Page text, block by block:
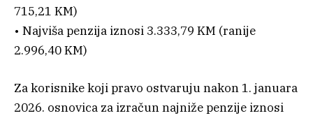
715,21 KM)
• Najviša penzija iznosi 3.333,79 KM (ranije
2.996,40 KM)
Za korisnike koji pravo ostvaruju nakon 1. januara
2026. osnovica za izračun najniže penzije iznosi